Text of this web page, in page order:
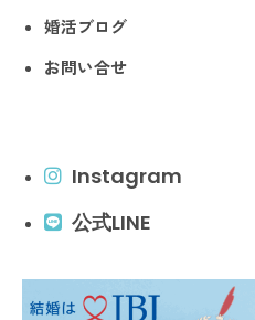
婚活ブログ
お問い合せ
Instagram
公式LINE